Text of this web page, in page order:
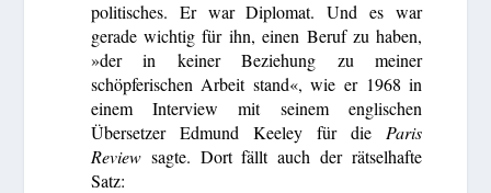
politisches. Er war Diplomat. Und es war
gerade wichtig für ihn, einen Beruf zu haben,
»der in keiner Beziehung zu meiner
schöpferischen Arbeit stand«, wie er 1968 in
einem Interview mit seinem englischen
Übersetzer Edmund Keeley für die Paris
Reviewsagte. Dort fällt auch der rätselhafte
Satz: